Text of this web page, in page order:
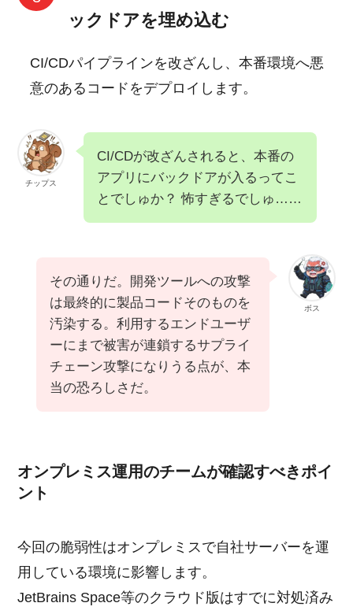
ックドアを埋め込む
CI/CDパイプラインを改ざんし、本番環境へ悪
意のあるコードをデプロイします。
チップス
CI/CDが改ざんされると、本番の
アプリにバックドアが入るってこ
とでしゅか？ 怖すぎるでしゅ……
ボス
その通りだ。開発ツールへの攻撃
は最終的に製品コードそのものを
汚染する。利用するエンドユーザ
ーにまで被害が連鎖するサプライ
チェーン攻撃になりうる点が、本
当の恐ろしさだ。
オンプレミス運用のチームが確認すべきポイ
ント
今回の脆弱性はオンプレミスで自社サーバーを運
用している環境に影響します。
JetBrains Space等のクラウド版はすでに対処済み